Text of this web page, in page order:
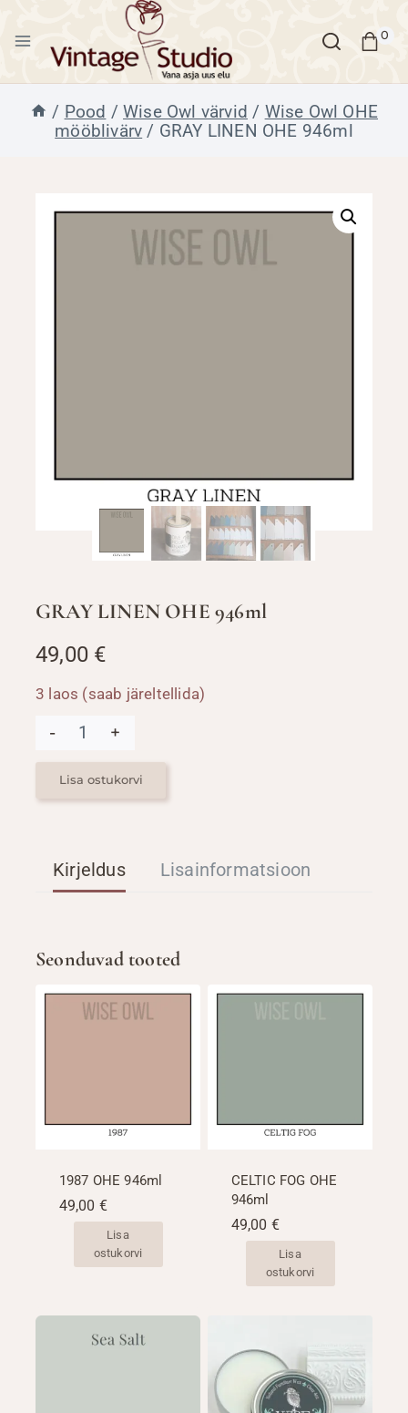
content
0
/ Pood / Wise Owl värvid / Wise Owl OHE
mööblivärv / GRAY LINEN OHE 946ml
GRAY LINEN OHE 946ml
49,00 €
3 laos (saab järeltellida)
GRAY
LINEN
OHE
946ml
kogus
Lisa ostukorvi
Kirjeldus Lisainformatsioon
Seonduvad tooted
1987 OHE 946ml
49,00 €
Lisa
ostukorvi
CELTIC FOG OHE
946ml
49,00 €
Lisa
ostukorvi